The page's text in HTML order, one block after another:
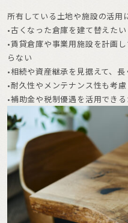
所有している土地や施設の活用
•古くなった倉庫を建て替えたい
•賃貸倉庫や事業用施設を計画
らない
•相続や資産継承を見据えて、
•耐久性やメンテナンス性も考
•補助金や税制優遇を活用でき